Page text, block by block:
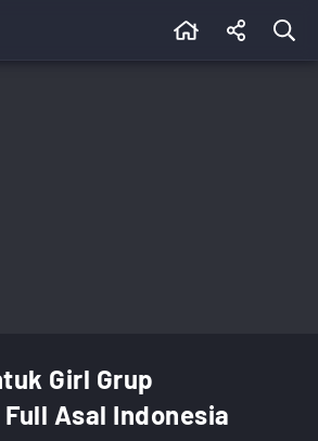
Girl Grup
Asal Indonesia